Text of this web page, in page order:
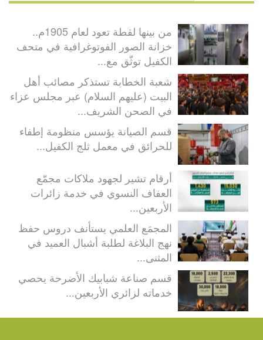
من بينها لقطة تعود لعام 1905م..
خزانة الصور الفوتوغرافية في متحف
الكفيل توثّق مع...
شعبة الخطابة تستذكر مصائب أهل
البيت (عليهم السلام) عبر مجلس عزاء
في الصحن الشريف...
قسم الصيانة يؤسس منظومة إطفاء
للحرائق في معمل ثلج الكفيل...
أرقام تشير لجهود ملاكات مجمّع
العفاف النسوي في خدمة زائرات
الأربعين...
المجمَع العلمي يستأنف دروس حفظ
نهج البلاغة لطلبة أشبال العميد في
المثنى...
قسم صناعة شبابيك الأضرحة يحصي
خدماته لزائري الأربعين...